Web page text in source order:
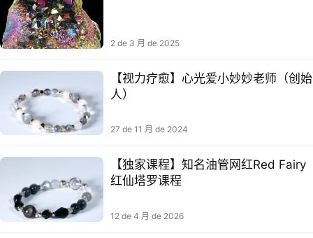
2 de 3 月 de 2025
【视力疗愈】心光爱小妙妙老师（创始
人）
27 de 11 月 de 2024
【独家课程】知名油管网红Red Fairy
红仙塔罗课程
12 de 4 月 de 2026